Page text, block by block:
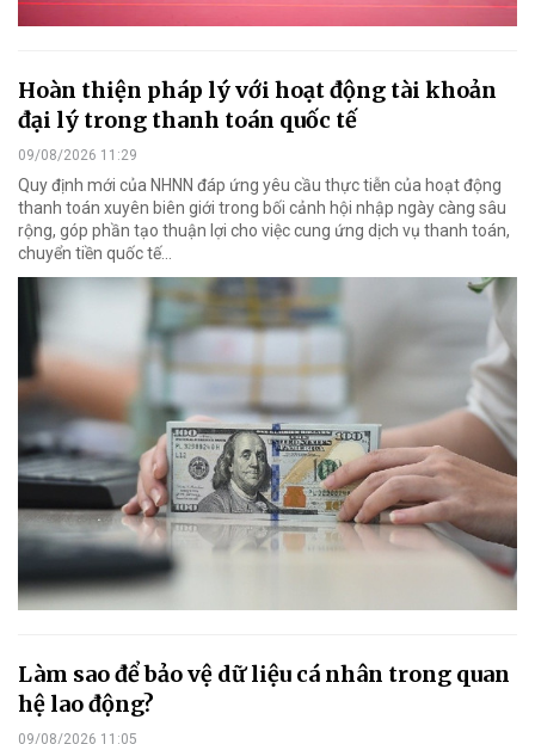
Hoàn thiện pháp lý với hoạt động tài khoản
đại lý trong thanh toán quốc tế
09/08/2026 11:29
Quy định mới của NHNN đáp ứng yêu cầu thực tiễn của hoạt động
thanh toán xuyên biên giới trong bối cảnh hội nhập ngày càng sâu
rộng, góp phần tạo thuận lợi cho việc cung ứng dịch vụ thanh toán,
chuyển tiền quốc tế...
Làm sao để bảo vệ dữ liệu cá nhân trong quan
hệ lao động?
09/08/2026 11:05